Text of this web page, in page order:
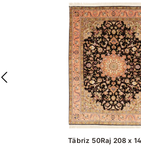
Täbriz 50Raj 208 x